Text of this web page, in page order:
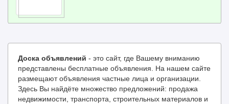
Доска объявлений - это сайт, где Вашему вниманию
представлены бесплатные объявления. На нашем сайте
размещают объявления частные лица и организации.
Здесь Вы найдёте множество предложений: продажа
недвижимости, транспорта, строительных материалов и